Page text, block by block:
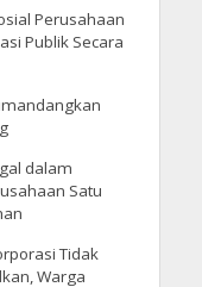
Perusahaan
Publik Secara
dalam
Satu
Tidak
Warga